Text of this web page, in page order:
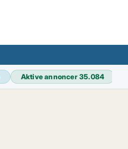
Aktive annoncer35.084